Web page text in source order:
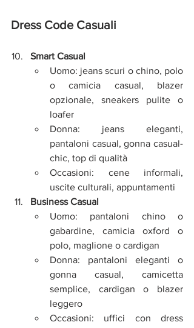
Dress Code Casuali
Smart Casual
Uomo: jeans scuri o chino, polo
o camicia casual, blazer
opzionale, sneakers pulite o
loafer
Donna: jeans eleganti,
pantaloni casual, gonna casual-
chic, top di qualità
Occasioni: cene informali,
uscite culturali, appuntamenti
Business Casual
Uomo: pantaloni chino o
gabardine, camicia oxford o
polo, maglione o cardigan
Donna: pantaloni eleganti o
gonna casual, camicetta
semplice, cardigan o blazer
leggero
Occasioni: uffici con dress